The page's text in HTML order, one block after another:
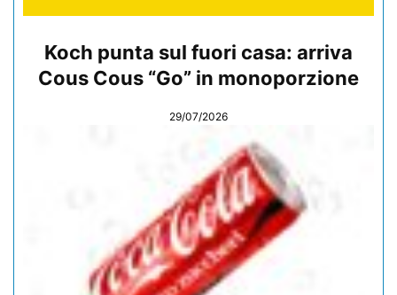
Koch punta sul fuori casa: arriva
Cous Cous “Go” in monoporzione
29/07/2026